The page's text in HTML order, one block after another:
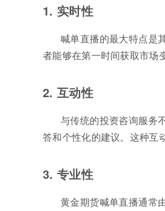
1. 实时性
喊单直播的最大特点是
者能够在第一时间获取市场
2. 互动性
与传统的投资咨询服务
答和个性化的建议。这种互
3. 专业性
黄金期货喊单直播通常